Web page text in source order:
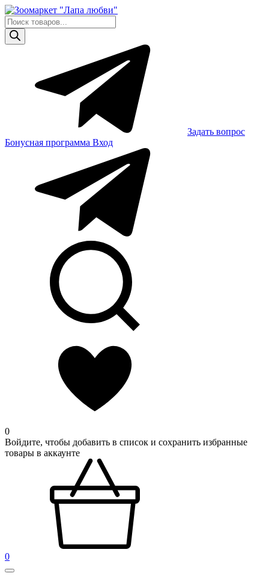
Skip
to
content
Поиск
товаров
Задать вопрос
Бонусная программа Вход
0
Войдите, чтобы добавить в список и сохранить избранные
товары в аккаунте
0